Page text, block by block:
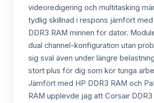
videoredigering och multitasking
tydlig skillnad i respons jämfört med
DDR3 RAM minnen för dator.
dual channel-konfiguration utan
sig sval även under längre
stort plus för dig som kör tunga
Jämfört med HP DDR3 RAM och
RAM upplevde jag att Corsair DDR3